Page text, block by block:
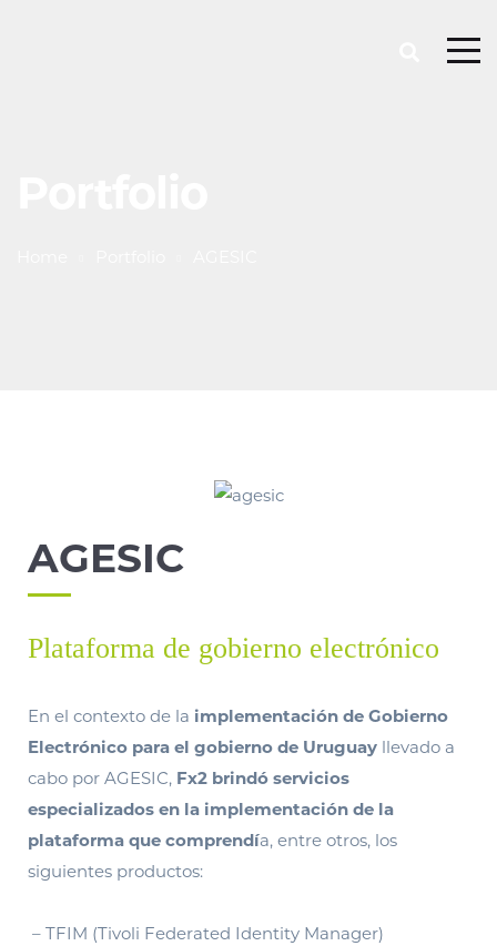
AGESIC
Plataforma de gobierno electrónico
En el contexto de la implementación de Gobierno
Electrónico para el gobierno de Uruguay llevado a
cabo por AGESIC, Fx2 brindó servicios
especializados en la implementación de la
plataforma que comprendía, entre otros, los
siguientes productos:
– TFIM (Tivoli Federated Identity Manager)